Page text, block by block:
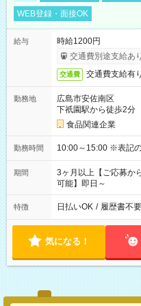
WEB登録・面接OK
給与
時給1200円
交通費別途支給あり
交通費 交通費支給有り
勤務地
広島市安佐南区
下祇園駅から徒歩2分
食品関連企業
勤務時間 10:00～
期間
3ヶ月以上【ご応募か
可能】即日～
特徴 日払いOK / 履歴書不要
気になる！